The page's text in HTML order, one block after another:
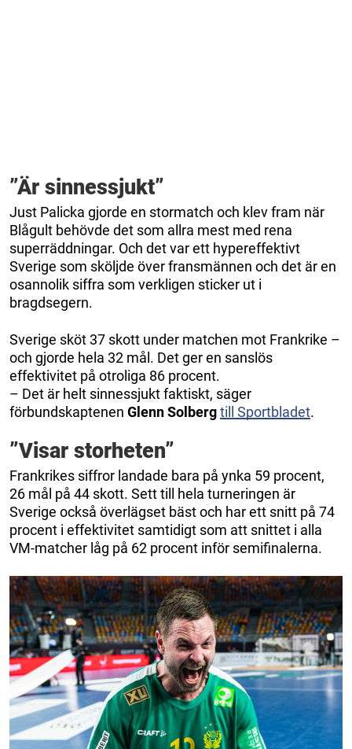
”Är sinnessjukt”
Just Palicka gjorde en stormatch och klev fram när
Blågult behövde det som allra mest med rena
superräddningar. Och det var ett hypereffektivt
Sverige som sköljde över fransmännen och det är en
osannolik siffra som verkligen sticker ut i
bragdsegern.
Sverige sköt 37 skott under matchen mot Frankrike –
och gjorde hela 32 mål. Det ger en sanslös
effektivitet på otroliga 86 procent.
– Det är helt sinnessjukt faktiskt, säger
förbundskaptenen Glenn Solbergtill Sportbladet.
”Visar storheten”
Frankrikes siffror landade bara på ynka 59 procent,
26 mål på 44 skott. Sett till hela turneringen är
Sverige också överlägset bäst och har ett snitt på 74
procent i effektivitet samtidigt som att snittet i alla
VM-matcher låg på 62 procent inför semifinalerna.